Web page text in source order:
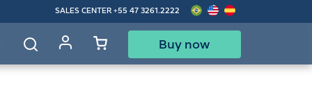
SALES CENTER +55 47 3261.2222
Buy now